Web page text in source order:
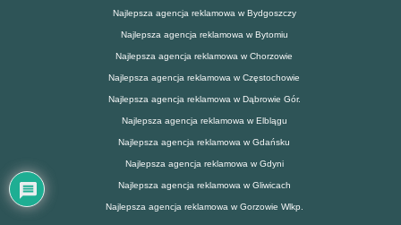
Najlepsza agencja reklamowa w Bydgoszczy
Najlepsza agencja reklamowa w Bytomiu
Najlepsza agencja reklamowa w Chorzowie
Najlepsza agencja reklamowa w Częstochowie
Najlepsza agencja reklamowa w Dąbrowie Gór.
Najlepsza agencja reklamowa w Elblągu
Najlepsza agencja reklamowa w Gdańsku
Najlepsza agencja reklamowa w Gdyni
Najlepsza agencja reklamowa w Gliwicach
Najlepsza agencja reklamowa w Gorzowie Wlkp.